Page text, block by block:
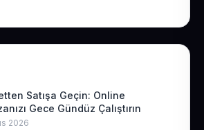
Satışa Geçin: Online
Gece Gündüz Çalıştırın
2026